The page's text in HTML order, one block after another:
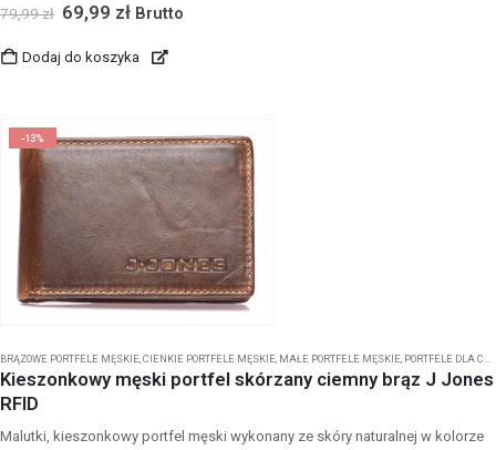
79,99zł 69,99 zł Brutto
Dodaj do koszyka
-13%
BRĄZOWE PORTFELE MĘSKIE CIENKIE PORTFELE MĘSKIE MAŁE PORTFELE MĘSKIE PORTFELE DLA CHŁOPCA
Kieszonkowy męski portfel skórzany ciemny brąz J Jones
RFID
Malutki, kieszonkowy portfel męski wykonany ze skóry naturalnej w kolorze